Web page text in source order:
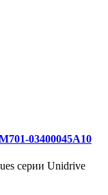
03400045А10
серии Unidrive